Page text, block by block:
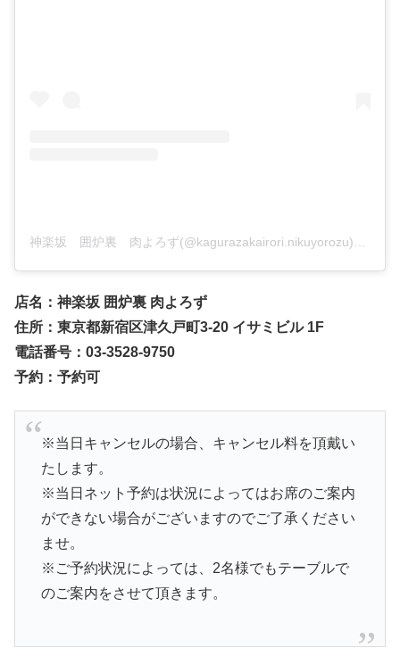
店名：神楽坂 囲炉裏 肉よろず
住所：東京都新宿区津久戸町3-20 イサミビル 1F
電話番号：03-3528-9750
予約：予約可
※当日キャンセルの場合、キャンセル料を頂戴い
たします。
※当日ネット予約は状況によってはお席のご案内
ができない場合がございますのでご了承ください
ませ。
※ご予約状況によっては、2名様でもテーブルで
のご案内をさせて頂きます。